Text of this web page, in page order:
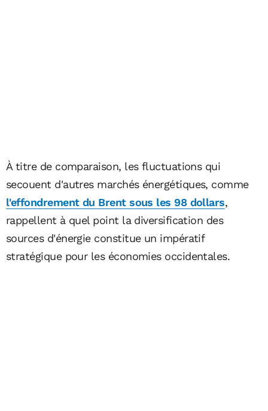
À titre de comparaison, les fluctuations qui
secouent d'autres marchés énergétiques, comme
l'effondrement du Brent sous les 98 dollars,
rappellent à quel point la diversification des
sources d'énergie constitue un impératif
stratégique pour les économies occidentales.